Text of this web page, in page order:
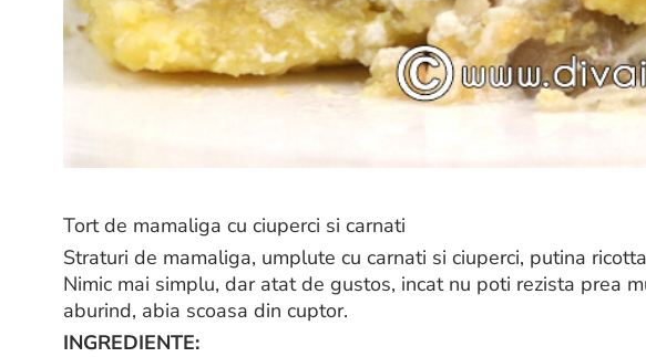
Tort de mamaliga cu ciuperci si carnati
Straturi de mamaliga, umplute cu carnati si ciuperci, putina
Nimic mai simplu, dar atat de gustos, incat nu poti rezista prea
aburind, abia scoasa din cuptor.
INGREDIENTE: